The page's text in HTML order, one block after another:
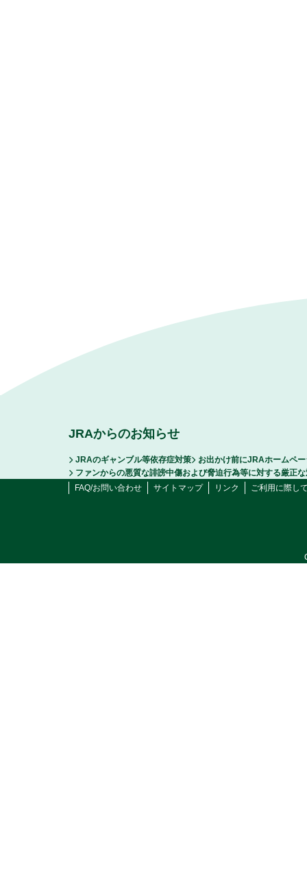
JRAからのお知らせ
JRAのギャンブル等依存症対策
お出かけ前にJRAホームペ
ファンからの悪質な誹謗中傷および脅迫行為等に対する厳正
FAQ/お問い合わせ
サイトマップ リンク ご利用に際し